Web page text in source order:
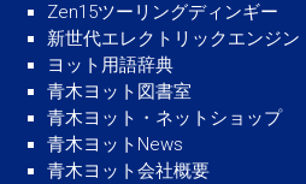
Zen15ツーリングディンギー
新世代エレクトリックエンジン
ヨット用語辞典
青木ヨット図書室
青木ヨット・ネットショップ
青木ヨットNews
青木ヨット会社概要